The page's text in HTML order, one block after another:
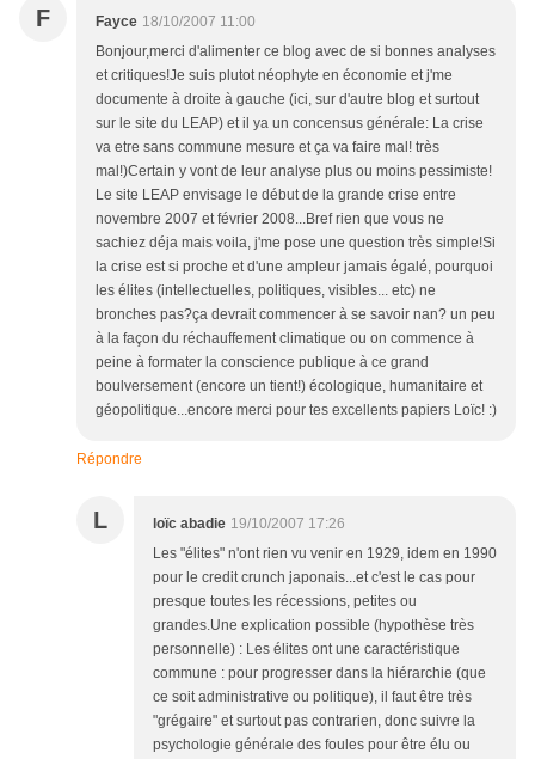
F Fayce 18/10/2007 11:00
Bonjour,merci d'alimenter ce blog avec de si bonnes analyses
et critiques!Je suis plutot néophyte en économie et j'me
documente à droite à gauche (ici, sur d'autre blog et surtout
sur le site du LEAP) et il ya un concensus générale: La crise
va etre sans commune mesure et ça va faire mal! très
mal!)Certain y vont de leur analyse plus ou moins pessimiste!
Le site LEAP envisage le début de la grande crise entre
novembre 2007 et février 2008...Bref rien que vous ne
sachiez déja mais voila, j'me pose une question très simple!Si
la crise est si proche et d'une ampleur jamais égalé, pourquoi
les élites (intellectuelles, politiques, visibles... etc) ne
bronches pas?ça devrait commencer à se savoir nan? un peu
à la façon du réchauffement climatique ou on commence à
peine à formater la conscience publique à ce grand
boulversement (encore un tient!) écologique, humanitaire et
géopolitique...encore merci pour tes excellents papiers Loïc! :)
Répondre
L loïc abadie 19/10/2007 17:26
Les "élites" n'ont rien vu venir en 1929, idem en 1990
pour le credit crunch japonais...et c'est le cas pour
presque toutes les récessions, petites ou
grandes.Une explication possible (hypothèse très
personnelle) : Les élites ont une caractéristique
commune : pour progresser dans la hiérarchie (que
ce soit administrative ou politique), il faut être très
"grégaire" et surtout pas contrarien, donc suivre la
psychologie générale des foules pour être élu ou